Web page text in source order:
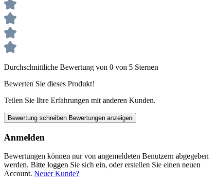
Durchschnittliche Bewertung von 0 von 5 Sternen
Bewerten Sie dieses Produkt!
Teilen Sie Ihre Erfahrungen mit anderen Kunden.
Bewertung schreiben Bewertungen anzeigen
Anmelden
Bewertungen können nur von angemeldeten Benutzern abgegeben
werden. Bitte loggen Sie sich ein, oder erstellen Sie einen neuen
Account. Neuer Kunde?